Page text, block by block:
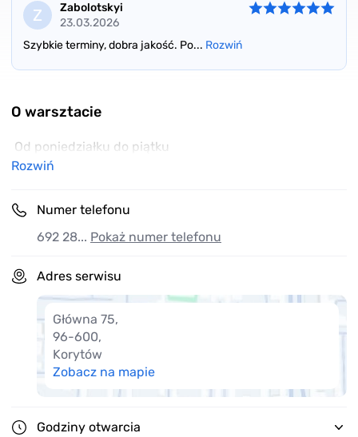
Z
Zabolotskyi
23.03.2026
Szybkie terminy, dobra jakość. Po... Rozwiń
of
1
O warsztacie
Od poniedziałku do piątku
Rozwiń
Numer telefonu
692 28... Pokaż numer telefonu
Adres serwisu
Główna 75,
96-600,
Korytów
Zobacz na mapie
Godziny otwarcia